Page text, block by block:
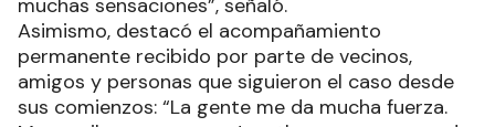
Asimismo, destacó el acompañamiento
permanente recibido por parte de vecinos,
amigos y personas que siguieron el caso desde
sus comienzos: “La gente me da mucha fuerza.